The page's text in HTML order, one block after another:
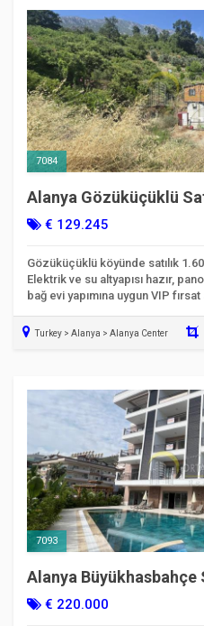
7084
Alanya Gözüküçüklü
Panoramik Deniz & Dağ
€ 129.245
Gözüküçüklü köyünde satılık
Elektrik ve su altyapısı hazır,
bağ evi yapımına uygun VIP
Turkey > Alanya > Alanya Center
7093
Alanya Büyükhasbahçe
Dubleksi | 3 Yaşında VIP
€ 220.000